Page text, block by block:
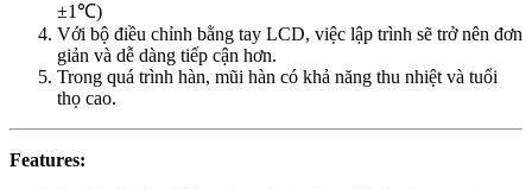
±1℃)
Với bộ điều chỉnh bằng tay LCD, việc lập trình sẽ trở nên đơn
giản và dễ dàng tiếp cận hơn.
Trong quá trình hàn, mũi hàn có khả năng thu nhiệt và tuổi
thọ cao.
Features: